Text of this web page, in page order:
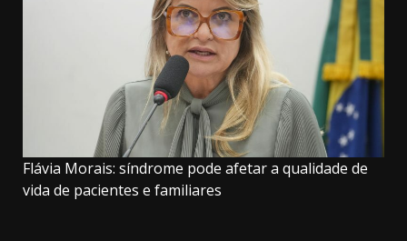
Flávia Morais: síndrome pode afetar a qualidade de
vida de pacientes e familiares